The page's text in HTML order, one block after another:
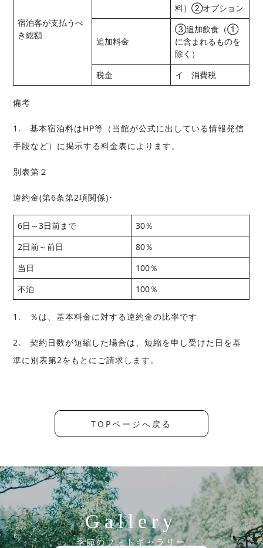
宿泊客が支払うべ
き総額
料）②オプション
追加料金
③追加飲食（①
に含まれるものを
除く）
税金
イ 消費税
備考
1. 基本宿泊料はHP等（当館が公式に出している情報発信
手段など）に掲示する料金表によります。
別表第２
違約金(第6条第2項関係)･
6日～3日前まで
30％
2日前～前日
80％
当日
100％
不泊
100％
1. ％は、基本料金に対する違約金の比率です
2. 契約日数が短縮した場合は、短縮を申し受けた日を基
準に別表第2をもとにご請求します。
TOPページへ戻る
Gallery
季節のフォトギャラリー